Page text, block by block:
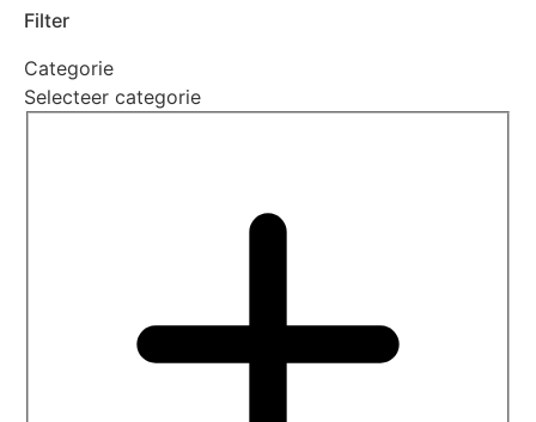
Filter
Categorie
Selecteer categorie